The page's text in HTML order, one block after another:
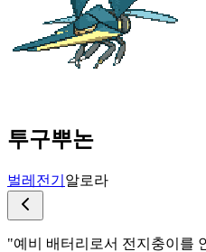
투구뿌논
벌레 전기 알로라
"예비 배터리로서 전지충이를